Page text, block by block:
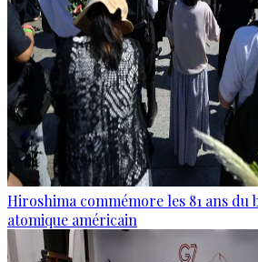
Hiroshima commémore les 81 ans du
atomique américain